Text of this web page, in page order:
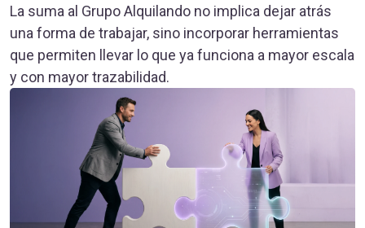
La suma al Grupo Alquilando no implica dejar atrás
una forma de trabajar, sino incorporar herramientas
que permiten llevar lo que ya funciona a mayor escala
y con mayor trazabilidad.